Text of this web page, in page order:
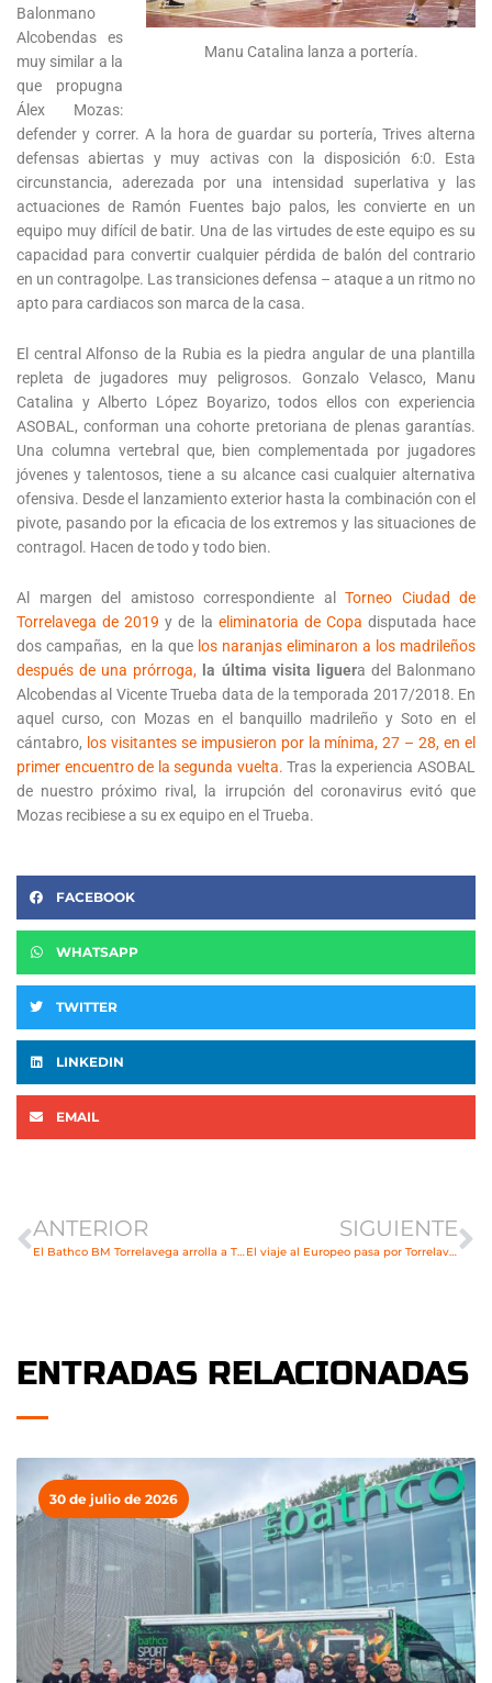
Manu Catalina lanza a portería.
Balonmano
Alcobendas es
muy similar a la
que propugna
Álex Mozas:
defender y correr. A la hora de guardar su portería, Trives alterna
defensas abiertas y muy activas con la disposición 6:0. Esta
circunstancia, aderezada por una intensidad superlativa y las
actuaciones de Ramón Fuentes bajo palos, les convierte en un
equipo muy difícil de batir. Una de las virtudes de este equipo es su
capacidad para convertir cualquier pérdida de balón del contrario
en un contragolpe. Las transiciones defensa – ataque a un ritmo no
apto para cardiacos son marca de la casa.
El central Alfonso de la Rubia es la piedra angular de una plantilla
repleta de jugadores muy peligrosos. Gonzalo Velasco, Manu
Catalina y Alberto López Boyarizo, todos ellos con experiencia
ASOBAL, conforman una cohorte pretoriana de plenas garantías.
Una columna vertebral que, bien complementada por jugadores
jóvenes y talentosos, tiene a su alcance casi cualquier alternativa
ofensiva. Desde el lanzamiento exterior hasta la combinación con el
pivote, pasando por la eficacia de los extremos y las situaciones de
contragol. Hacen de todo y todo bien.
Al margen del amistoso correspondiente al Torneo Ciudad de
Torrelavega de 2019 y de la eliminatoria de Copa disputada hace
dos campañas, en la que los naranjas eliminaron a los madrileños
después de una prórroga, la última visita liguera del Balonmano
Alcobendas al Vicente Trueba data de la temporada 2017/2018. En
aquel curso, con Mozas en el banquillo madrileño y Soto en el
cántabro, los visitantes se impusieron por la mínima, 27 – 28, en el
primer encuentro de la segunda vuelta. Tras la experiencia ASOBAL
de nuestro próximo rival, la irrupción del coronavirus evitó que
Mozas recibiese a su ex equipo en el Trueba.
FACEBOOK
WHATSAPP
TWITTER
LINKEDIN
EMAIL
ANTERIOR
El Bathco BM Torrelavega arrolla a Trapagarán
SIGUIENTE
El viaje al Europeo pasa por Torrelavega
ENTRADAS RELACIONADAS
30 de julio de 2026